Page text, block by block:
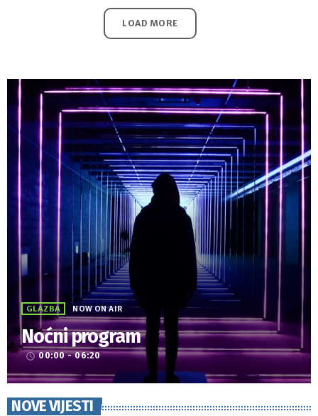
LOAD MORE
GLAZBA NOW ON AIR
Noćni program
access_time 00:00 - 06:20
NOVE VIJESTI